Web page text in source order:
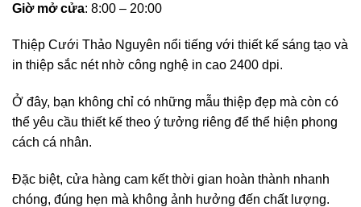
Giờ mở cửa: 8:00 – 20:00
Thiệp Cưới Thảo Nguyên nổi tiếng với thiết kế sáng tạo và
in thiệp sắc nét nhờ công nghệ in cao 2400 dpi.
Ở đây, bạn không chỉ có những mẫu thiệp đẹp mà còn có
thể yêu cầu thiết kế theo ý tưởng riêng để thể hiện phong
cách cá nhân.
Đặc biệt, cửa hàng cam kết thời gian hoàn thành nhanh
chóng, đúng hẹn mà không ảnh hưởng đến chất lượng.